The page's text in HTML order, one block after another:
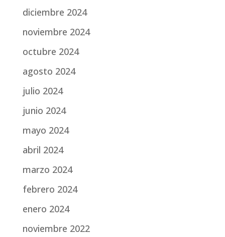
diciembre 2024
noviembre 2024
octubre 2024
agosto 2024
julio 2024
junio 2024
mayo 2024
abril 2024
marzo 2024
febrero 2024
enero 2024
noviembre 2022